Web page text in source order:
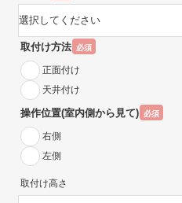
取付け方法 必須
正面付け
天井付け
操作位置(室内側から見て) 必須
右側
左側
取付け高さ